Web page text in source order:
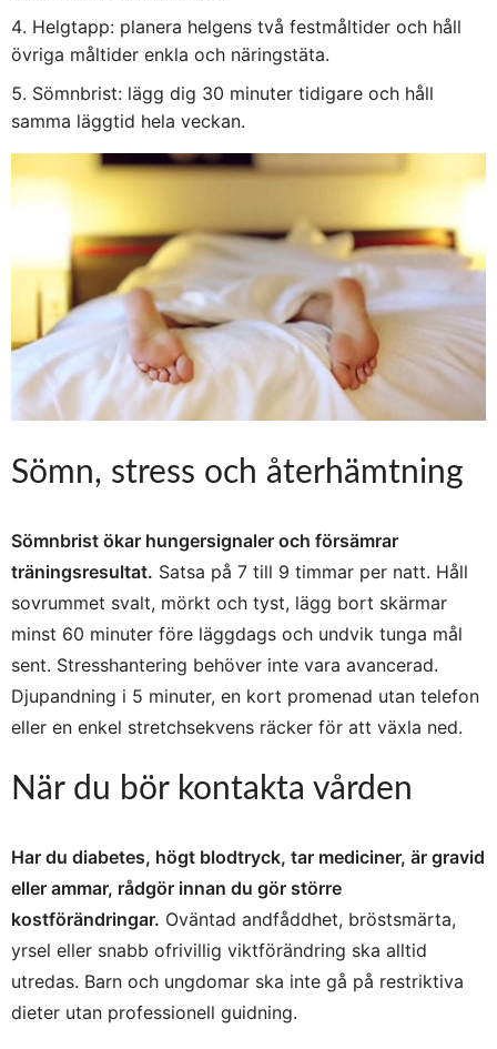
Helgtapp: planera helgens två festmåltider och håll
övriga måltider enkla och näringstäta.
Sömnbrist: lägg dig 30 minuter tidigare och håll
samma läggtid hela veckan.
Sömn, stress och återhämtning
Sömnbrist ökar hungersignaler och försämrar
träningsresultat. Satsa på 7 till 9 timmar per natt. Håll
sovrummet svalt, mörkt och tyst, lägg bort skärmar
minst 60 minuter före läggdags och undvik tunga mål
sent. Stresshantering behöver inte vara avancerad.
Djupandning i 5 minuter, en kort promenad utan telefon
eller en enkel stretch­sekvens räcker för att växla ned.
När du bör kontakta vården
Har du diabetes, högt blodtryck, tar mediciner, är gravid
eller ammar, rådgör innan du gör större
kostförändringar. Oväntad andfåddhet, bröstsmärta,
yrsel eller snabb ofrivillig viktförändring ska alltid
utredas. Barn och ungdomar ska inte gå på restriktiva
dieter utan professionell guidning.